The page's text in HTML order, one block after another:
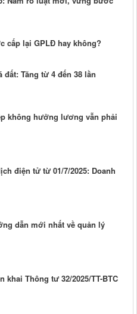
cấp lại GPLĐ hay không?
đất: Tăng từ 4 đến 38 lần
không hưởng lương vẫn phải
điện tử từ 01/7/2025: Doanh
dẫn mới nhất về quản lý
khai Thông tư 32/2025/TT-BTC